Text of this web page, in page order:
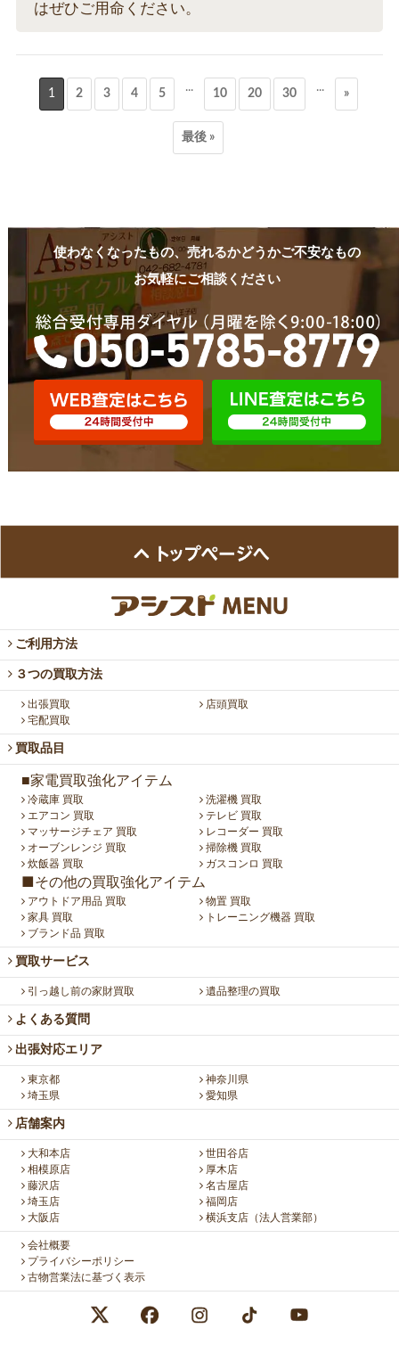
はぜひご用命ください。
1 2 3 4 5 ... 10 20 30 ... »
最後 »
使わなくなったもの、売れるかどうかご不安なもの
お気軽にご相談ください
ご利用方法
３つの買取方法
出張買取
店頭買取
宅配買取
買取品目
■家電買取強化アイテム
冷蔵庫 買取
洗濯機 買取
エアコン 買取
テレビ 買取
マッサージチェア 買取
レコーダー 買取
オーブンレンジ 買取
掃除機 買取
炊飯器 買取
ガスコンロ 買取
■その他の買取強化アイテム
アウトドア用品 買取
物置 買取
家具 買取
トレーニング機器 買取
ブランド品 買取
買取サービス
引っ越し前の家財買取 遺品整理の買取
よくある質問
出張対応エリア
東京都
神奈川県
埼玉県
愛知県
店舗案内
大和本店
世田谷店
相模原店
厚木店
藤沢店
名古屋店
埼玉店
福岡店
大阪店
横浜支店（法人営業部）
会社概要
プライバシーポリシー
古物営業法に基づく表示